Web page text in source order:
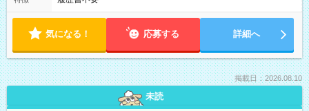
気になる！ 応募する 詳細へ
掲載日：2026.08.10
未読